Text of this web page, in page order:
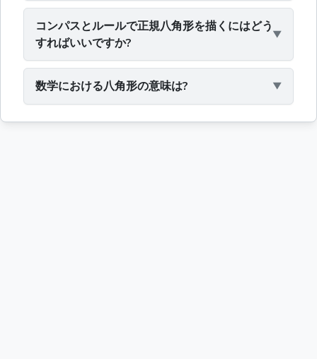
コンパスとルールで正規八角形を描くにはどう
すればいいですか?
数学における八角形の意味は?